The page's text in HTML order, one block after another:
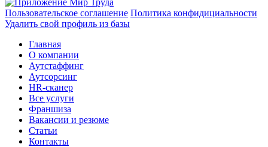
Пользовательское соглашение Политика конфидициальности
Удалить свой профиль из базы
Главная
О компании
Аутстаффинг
Аутсорсинг
HR-сканер
Все услуги
Франшиза
Вакансии и резюме
Статьи
Контакты